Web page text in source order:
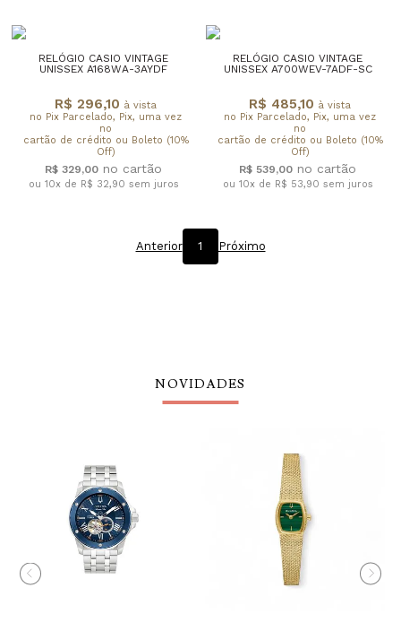
RELÓGIO CASIO VINTAGE
UNISSEX A168WA-3AYDF
R$ 296,10 à vista
no Pix Parcelado, Pix, uma vez
no
cartão de crédito ou Boleto (10%
Off)
R$ 329,00
ou 10x de R$ 32,90 sem juros
RELÓGIO CASIO VINTAGE
UNISSEX A700WEV-7ADF-SC
R$ 485,10 à vista
no Pix Parcelado, Pix, uma vez
no
cartão de crédito ou Boleto (10%
Off)
R$ 539,00
ou 10x de R$ 53,90 sem juros
Anterior 1 Próximo
NOVIDADES